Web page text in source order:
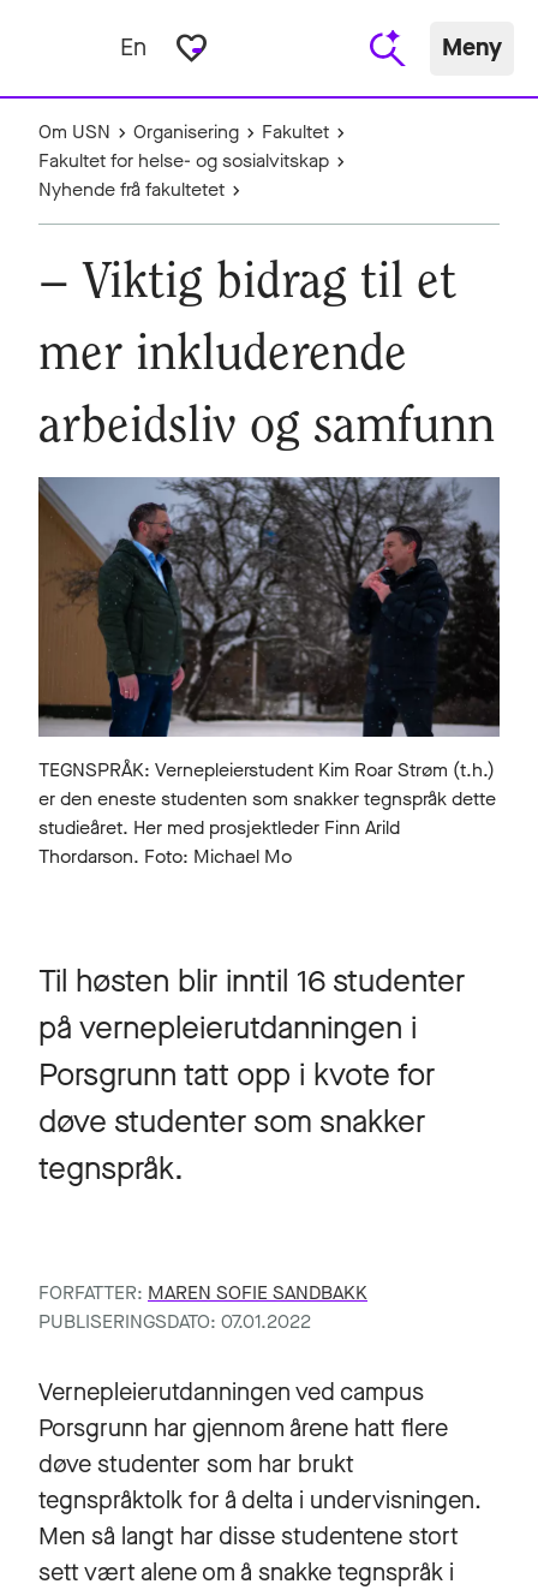
En favorite_border Meny
Om USN Organisering
Fakultet
Fakultet for helse- og sosialvitskap
Nyhende frå fakultetet
– Viktig bidrag til et
mer inkluderende
arbeidsliv og samfunn
TEGNSPRÅK: Vernepleierstudent Kim Roar Strøm (t.h.)
er den eneste studenten som snakker tegnspråk dette
studieåret. Her med prosjektleder Finn Arild
Thordarson. Foto: Michael Mo
Til høsten blir inntil 16 studenter
på vernepleierutdanningen i
Porsgrunn tatt opp i kvote for
døve studenter som snakker
tegnspråk.
FORFATTER: MAREN SOFIE SANDBAKK
PUBLISERINGSDATO: 07.01.2022
Vernepleierutdanningen ved campus
Porsgrunn har gjennom årene hatt flere
døve studenter som har brukt
tegnspråktolk for å delta i undervisningen.
Men så langt har disse studentene stort
sett vært alene om å snakke tegnspråk i